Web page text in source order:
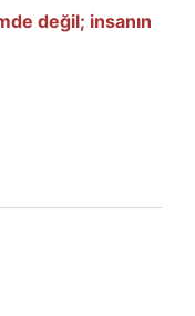
değil; insanın